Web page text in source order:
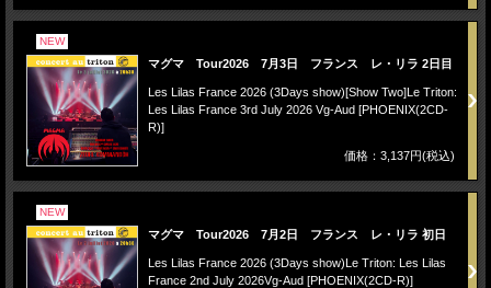
NEW
マグマ Tour2026 7月3日 フランス レ・リラ 2日目
Les Lilas France 2026 (3Days show)[Show Two]Le Triton:
Les Lilas France 3rd July 2026 Vg-Aud [PHOENIX(2CD-
R)]
価格：3,137円(税込)
NEW
マグマ Tour2026 7月2日 フランス レ・リラ 初日
Les Lilas France 2026 (3Days show)Le Triton: Les Lilas
France 2nd July 2026Vg-Aud [PHOENIX(2CD-R)]